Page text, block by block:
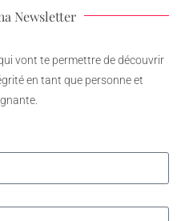
Newsletter
vont te permettre de découvrir
en tant que personne et